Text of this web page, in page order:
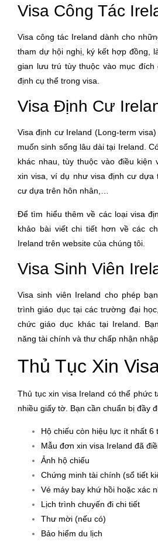
hơi, cổ phiếu, cổ phần, trái
Visa Công Tác
Visa công tác Ireland dành cho
tham dự hội nghị, ký kết hợp đồng,
gian lưu trú tùy thuộc vào mục
định cụ thể trong visa.
Visa Định Cư
Visa định cư Ireland (Long-term
muốn sinh sống lâu dài tại Ireland.
khác nhau, tùy thuộc vào điều kiện
xin visa, ví dụ như visa định cư dựa
cư dựa trên hôn nhân,…
Để tìm hiểu thêm về các loại visa
khảo bài viết chi tiết hơn về các
Ireland trên website của chúng tôi.
Visa Sinh Viên
Visa sinh viên Ireland cho phép
trình giáo dục tại các trường đại
chức giáo dục khác tại Ireland.
năng tài chính và thư chấp nhận
Thủ Tục Xin
Thủ tục xin visa Ireland có thể phức
nhiều giấy tờ. Bạn cần chuẩn bị đầy
Hộ chiếu còn hiệu lực ít nhất 6
Mẫu đơn xin visa Ireland đã
Ảnh hộ chiếu
Chứng minh tài chính (sổ tiết
Vé máy bay khứ hồi hoặc xác
Lịch trình chuyến đi chi tiết
Thư mời (nếu có)
Bảo hiểm du lịch